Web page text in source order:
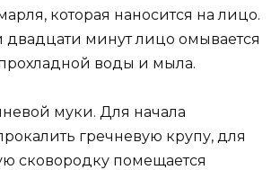
которая наносится на лицо.
двадцати минут лицо омывается
воды и мыла.
муки. Для начала
гречневую крупу, для
сковородку помещается